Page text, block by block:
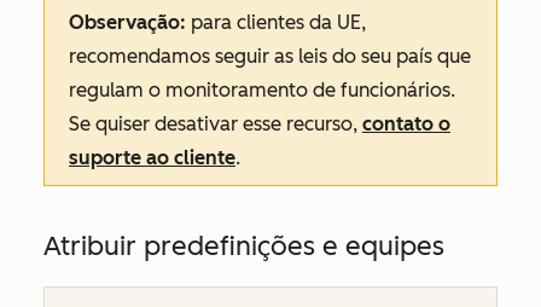
Observação: para clientes da UE,
recomendamos seguir as leis do seu país que
regulam o monitoramento de funcionários.
Se quiser desativar esse recurso, contato o
suporte ao cliente.
Atribuir predefinições e equipes